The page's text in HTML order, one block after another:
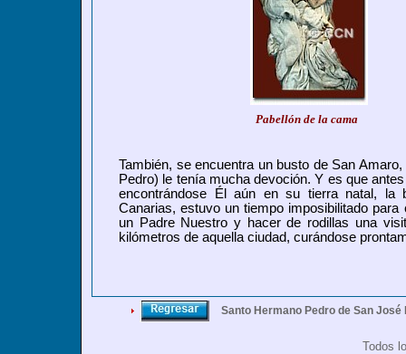
Pabellón de la cama
También, se encuentra un busto de San
Pedro) le tenía mucha devoción. Y es que
encontrándose Él aún en su tierra natal, la
Canarias, estuvo un tiempo imposibilitado
un Padre Nuestro y hacer de rodillas una
kilómetros de aquella ciudad, curándose
Santo Hermano Pedro de San José
Todos